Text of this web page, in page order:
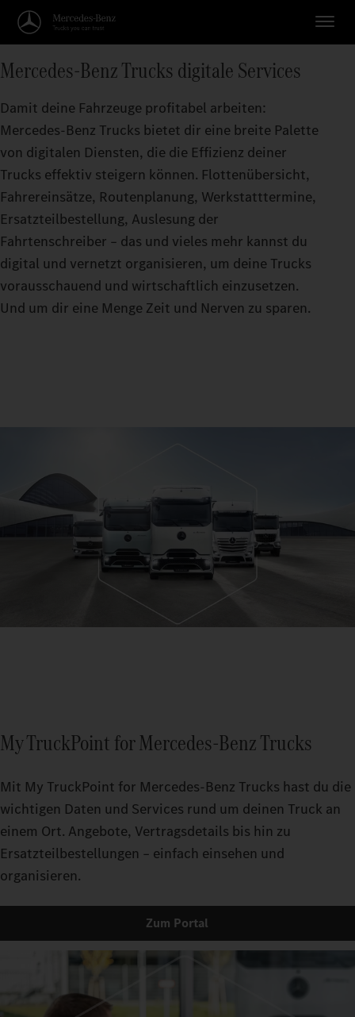
Mercedes‑Benz Trucks digitale Services
Damit deine Fahrzeuge profitabel arbeiten:
Mercedes‑Benz Trucks bietet dir eine breite Palette
von digitalen Diensten, die die Effizienz deiner
Trucks effektiv steigern können. Flottenübersicht,
Fahrereinsätze, Routenplanung, Werkstatttermine,
Ersatzteilbestellung, Auslesung der
Fahrtenschreiber – das und vieles mehr kannst du
digital und vernetzt organisieren, um deine Trucks
vorausschauend und wirtschaftlich einzusetzen.
Und um dir eine Menge Zeit und Nerven zu sparen.
My TruckPoint for Mercedes‑Benz Trucks
Mit My TruckPoint for Mercedes‑Benz Trucks hast du die
wichtigen Daten und Services rund um deinen Truck an
einem Ort. Angebote, Vertragsdetails bis hin zu
Ersatzteilbestellungen – einfach einsehen und
organisieren.
Zum Portal